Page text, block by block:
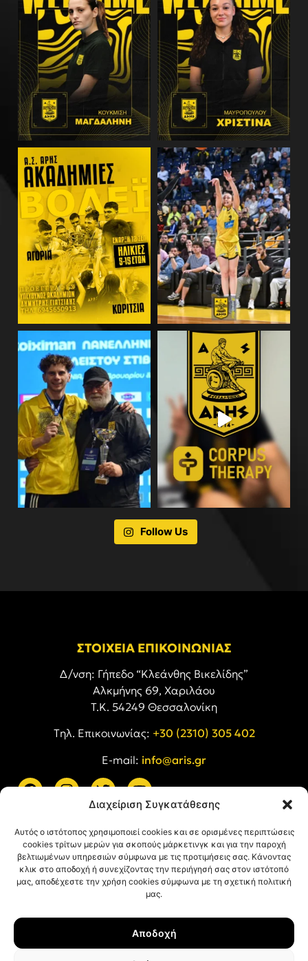
Διαχείριση Συγκατάθεσης
Αυτός ο ιστότοπος χρησιμοποιεί cookies και σε ορισμένες περιπτώσεις
cookies τρίτων μερών για σκοπούς μάρκετινγκ και για την παροχή
βελτιωμένων υπηρεσιών σύμφωνα με τις προτιμήσεις σας. Κάνοντας
κλικ στο αποδοχή ή συνεχίζοντας την περιήγησή σας στον ιστότοπό
μας, αποδέχεστε την χρήση cookies σύμφωνα με τη σχετική πολιτική
μας.
Αποδοχή
Follow Us
ΣΤΟΙΧΕΙΑ ΕΠΙΚΟΙΝΩΝΙΑΣ
Δ/νση: Γήπεδο “Κλεάνθης Βικελίδης”
Αλκμήνης 69, Χαριλάου
Τ.Κ. 54249 Θεσσαλονίκη
Tηλ. Επικοινωνίας: +30 (2310) 305 402
E-mail: info@aris.gr
Όροι Χρήσης